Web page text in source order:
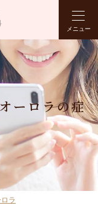
メニュー
ーロラの症
ラ